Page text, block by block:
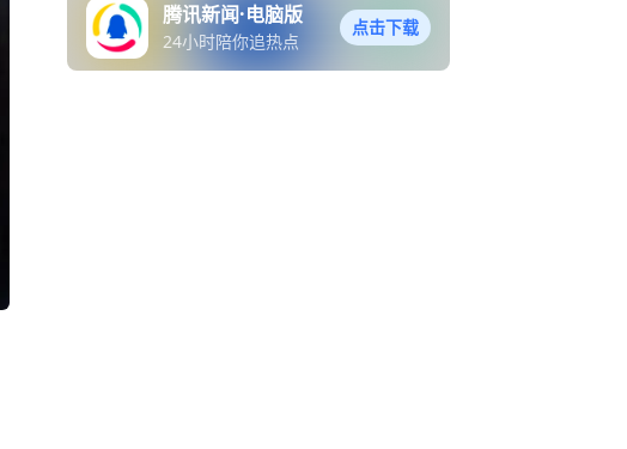
腾讯新闻·电脑版
24小时陪你追热点
点击下载